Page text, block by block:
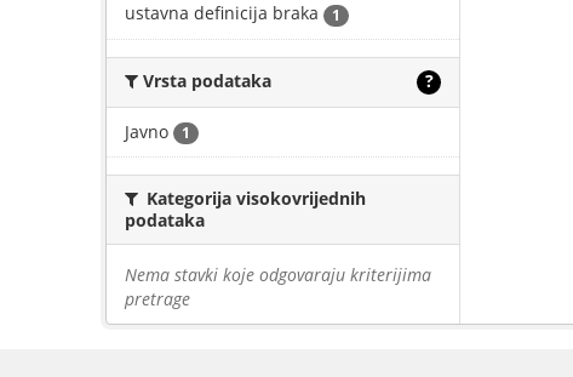
ustavna definicija braka 1
Vrsta podataka ?
Javno 1
Kategorija visokovrijednih
podataka
Nema stavki koje odgovaraju kriterijima
pretrage